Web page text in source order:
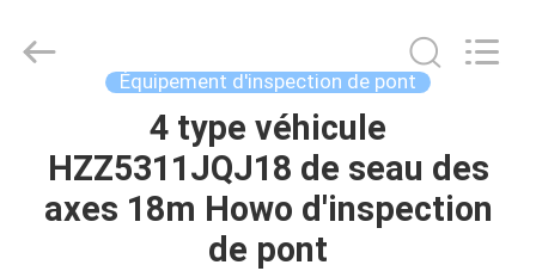
PRODUITS
SPECIAL
PURPOSE
Équipement d'inspection de pont
4 type véhicule
HZZ5311JQJ18 de seau des
axes 18m Howo d'inspection
de pont